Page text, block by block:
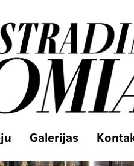
Galerijas